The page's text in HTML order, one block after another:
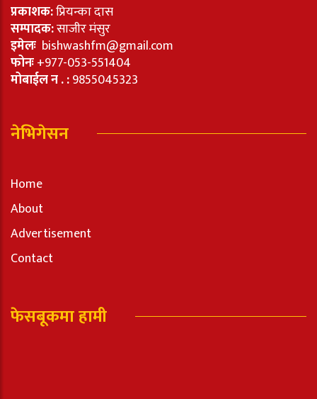
प्रकाशक:प्रियन्का दास
सम्पादक:साजीर मंसुर
इमेलः bishwashfm@gmail.com
फोनः+977-053-551404
मोबाईल न . :9855045323
नेभिगेसन
Home
About
Advertisement
Contact
फेसबूकमा हामी